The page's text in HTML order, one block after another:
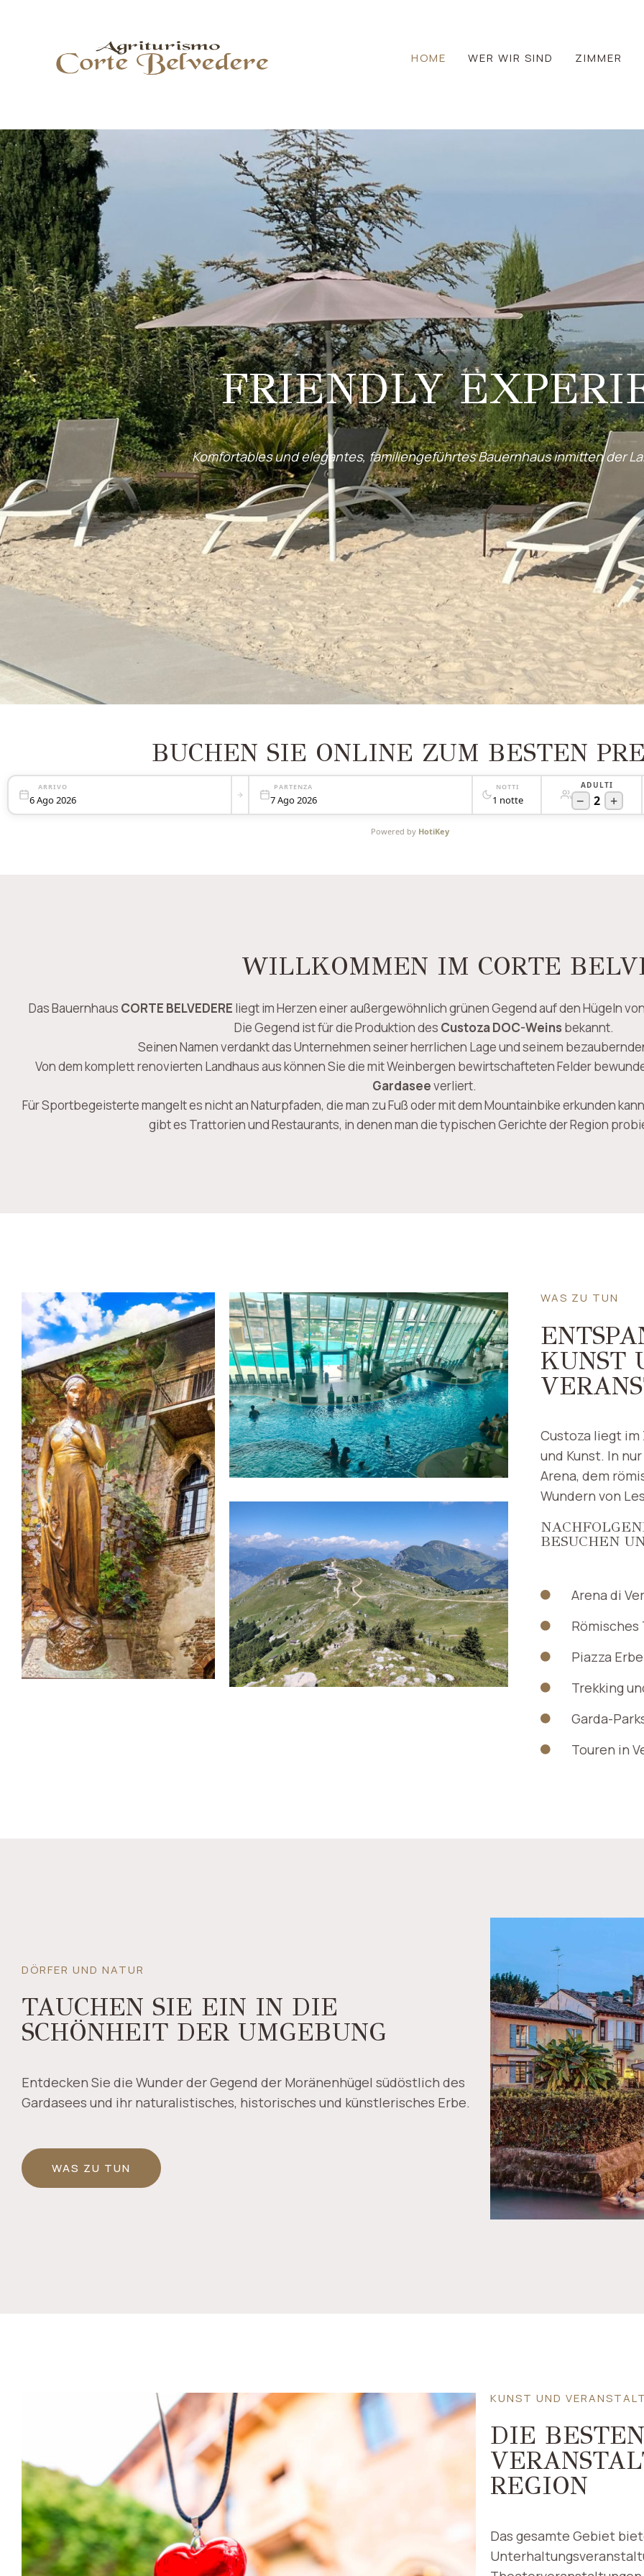
HOME WER WIR SIND ZIMMER
FRIENDLY
Komfortables und elegantes, familiengeführtes Bauernhaus inmitten der
BUCHEN SIE ONLINE ZUM BESTEN
WILLKOMMEN IM CORTE
Das Bauernhaus CORTE BELVEDERE liegt im Herzen einer außergewöhnlich grünen Gegend auf den Hügeln
Die Gegend ist für die Produktion des Custoza DOC-Weins bekannt.
Seinen Namen verdankt das Unternehmen seiner herrlichen Lage und seinem
Von dem komplett renovierten Landhaus aus können Sie die mit Weinbergen bewirtschafteten Felder
Gardaseeverliert.
Für Sportbegeisterte mangelt es nicht an Naturpfaden, die man zu Fuß oder mit dem Mountainbike erkunden
gibt es Trattorien und Restaurants, in denen man die typischen Gerichte der Region
WAS ZU TUN
KUNST
Custoza liegt
und Kunst. In
Arena, dem
Wundern von
BESUCHEN
Arena di
Piazza Erbe
Trekking
Garda-
Touren in
DÖRFER UND NATUR
TAUCHEN SIE EIN IN DIE
SCHÖNHEIT DER UMGEBUNG
Entdecken Sie die Wunder der Gegend der Moränenhügel südöstlich des
Gardasees und ihr naturalistisches, historisches und künstlerisches Erbe.
WAS ZU TUN
KUNST UND
DIE BESTEN
REGION
Das gesamte Gebiet